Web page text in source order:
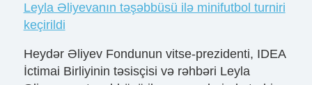
Leyla Əliyevanın təşəbbüsü ilə minifutbol turniri
keçirildi
Heydər Əliyev Fondunun vitse-prezidenti, IDEA
İctimai Birliyinin təsisçisi və rəhbəri Leyla